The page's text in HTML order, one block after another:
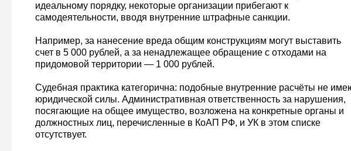
идеальному порядку, некоторые организации прибегают к
самодеятельности, вводя внутренние штрафные санкции.
Например, за нанесение вреда общим конструкциям могут выставить
счет в 5 000 рублей, а за ненадлежащее обращение с отходами на
придомовой территории — 1 000 рублей.
Судебная практика категорична: подобные внутренние расчёты не
юридической силы. Административная ответственность за нарушения,
посягающие на общее имущество, возложена на конкретные органы и
должностных лиц, перечисленные в КоАП РФ, и УК в этом списке
отсутствует.